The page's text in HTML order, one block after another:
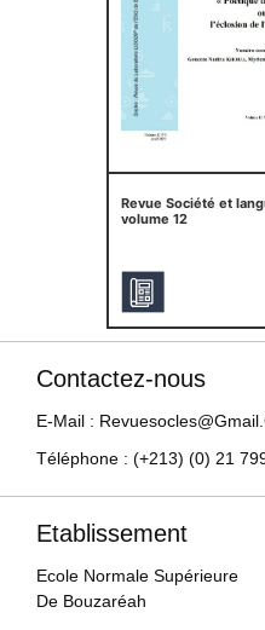
Revue Société et
volume 12
Contactez-nous
E-Mail :
Téléphone : (+213) (0) 21
Etablissement
Ecole Normale Supérieure
De Bouzaréah